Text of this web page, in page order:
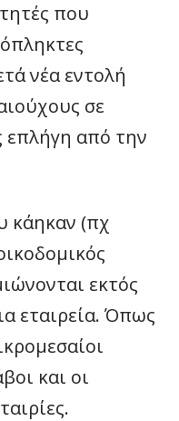
που
νέα εντολή
σε
επλήγη από την
κάηκαν (πχ
εκτός
εταιρεία. Όπως
και οι